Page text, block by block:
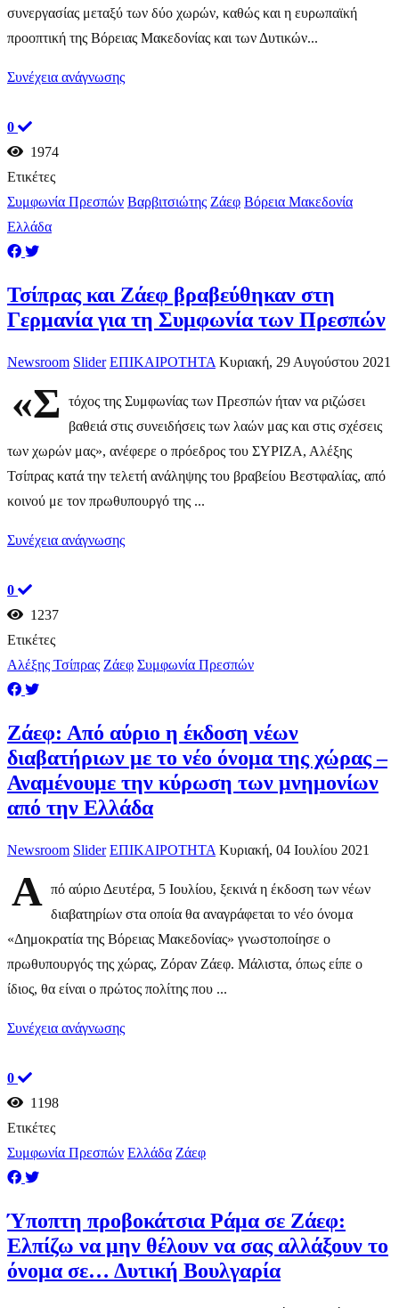
συνεργασίας μεταξύ των δύο χωρών, καθώς και η ευρωπαϊκή
προοπτική της Βόρειας Μακεδονίας και των Δυτικών...
Συνέχεια ανάγνωσης
0
1974
Ετικέτες
Συμφωνία Πρεσπών Βαρβιτσιώτης Ζάεφ Βόρεια Μακεδονία
Ελλάδα
Τσίπρας και Ζάεφ βραβεύθηκαν στη
Γερμανία για τη Συμφωνία των Πρεσπών
Newsroom Slider ΕΠΙΚΑΙΡΟΤΗΤΑ Κυριακή, 29 Αυγούστου 2021
«Σ
τόχος της Συμφωνίας των Πρεσπών ήταν να ριζώσει
βαθειά στις συνειδήσεις των λαών μας και στις σχέσεις
των χωρών μας», ανέφερε ο πρόεδρος του ΣΥΡΙΖΑ, Αλέξης
Τσίπρας κατά την τελετή ανάληψης του βραβείου Βεστφαλίας, από
κοινού με τον πρωθυπουργό της ...
Συνέχεια ανάγνωσης
0
1237
Ετικέτες
Αλέξης Τσίπρας Ζάεφ Συμφωνία Πρεσπών
Zάεφ: Από αύριο η έκδοση νέων
διαβατήριων με το νέο όνομα της χώρας –
Αναμένουμε την κύρωση των μνημονίων
από την Ελλάδα
Newsroom Slider ΕΠΙΚΑΙΡΟΤΗΤΑ Κυριακή, 04 Ιουλίου 2021
Α πό αύριο Δευτέρα, 5 Ιουλίου, ξεκινά η έκδοση των νέων
διαβατηρίων στα οποία θα αναγράφεται το νέο όνομα
«Δημοκρατία της Βόρειας Μακεδονίας» γνωστοποίησε ο
πρωθυπουργός της χώρας, Ζόραν Ζάεφ. Μάλιστα, όπως είπε ο
ίδιος, θα είναι ο πρώτος πολίτης που ...
Συνέχεια ανάγνωσης
0
1198
Ετικέτες
Συμφωνία Πρεσπών Ελλάδα Ζάεφ
​Ύποπτη προβοκάτσια Ράμα σε Ζάεφ:
Ελπίζω να μην θέλουν να σας αλλάξουν το
όνομα σε… Δυτική Βουλγαρία